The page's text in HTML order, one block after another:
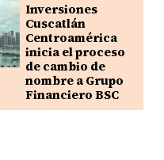
Inversiones
Cuscatlán
Centroamérica
inicia el proceso
de cambio de
nombre a Grupo
Financiero BSC